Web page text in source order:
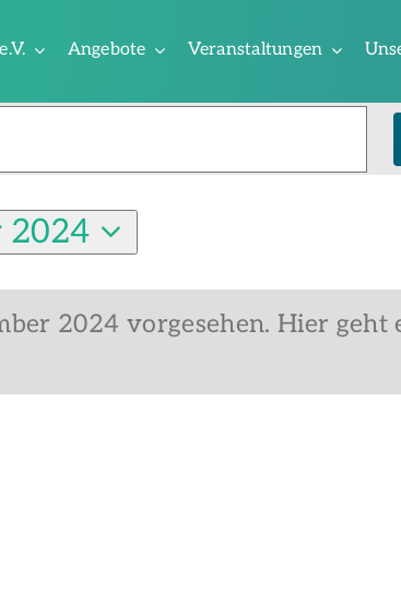
Angebote Veranstaltungen
2024 vorgesehen. Hier geht
2024